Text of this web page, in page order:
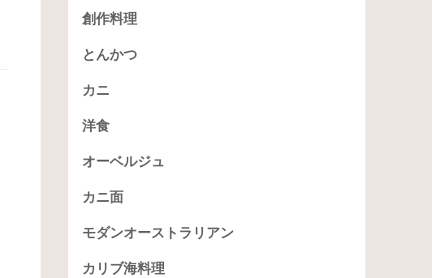
創作料理
とんかつ
カニ
洋食
オーベルジュ
カニ面
モダンオーストラリアン
カリブ海料理